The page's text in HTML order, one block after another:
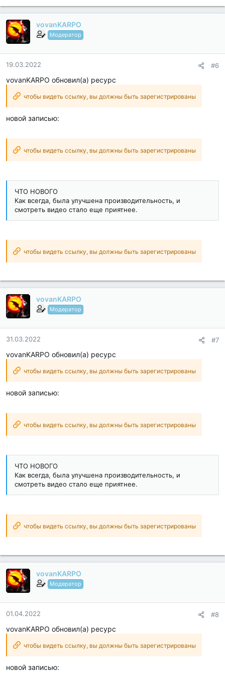
vovanKARPO
Модератор
19.03.2022 #6
vovanKARPO обновил(а) ресурс
чтобы видеть ссылку, вы должны быть зарегистрированы
новой записью:
чтобы видеть ссылку, вы должны быть зарегистрированы
ЧТО НОВОГО
Как всегда, была улучшена производительность, и
смотреть видео стало еще приятнее.
чтобы видеть ссылку, вы должны быть зарегистрированы
vovanKARPO
Модератор
31.03.2022 #7
vovanKARPO обновил(а) ресурс
чтобы видеть ссылку, вы должны быть зарегистрированы
новой записью:
чтобы видеть ссылку, вы должны быть зарегистрированы
ЧТО НОВОГО
Как всегда, была улучшена производительность, и
смотреть видео стало еще приятнее.
чтобы видеть ссылку, вы должны быть зарегистрированы
vovanKARPO
Модератор
01.04.2022 #8
vovanKARPO обновил(а) ресурс
чтобы видеть ссылку, вы должны быть зарегистрированы
новой записью: